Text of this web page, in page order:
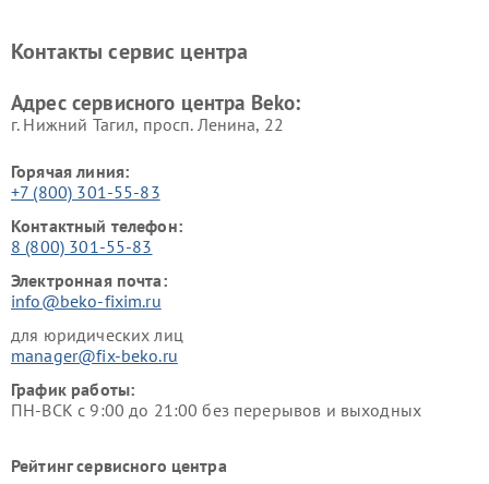
Ремонт холодильников Beko Ремонт морозильных камер
Контакты сервис центра
Адрес сервисного центра Beko:
г. Нижний Тагил, просп. Ленина, 22
Горячая линия:
+7 (800) 301-55-83
Контактный телефон:
8 (800) 301-55-83
Электронная почта:
info@beko-fixim.ru
для юридических лиц
manager@fix-beko.ru
График работы:
ПН-ВСК с 9:00 до 21:00 без перерывов и выходных
Рейтинг сервисного центра